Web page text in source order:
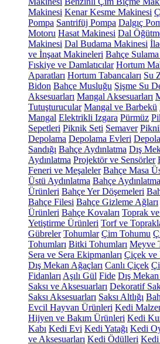
Makinesi Kenar Kesme Makinesi
Pompa Santrifüj Pompa Dalgıç
Motoru Hasat Makinesi Dal
Makinesi Dal Budama Makinesi
ve İnşaat Makineleri Bahçe
Fıskiye ve Damlatıcılar Hortum
Aparatları Hortum Tabancaları Su
Bidon Bahçe Musluğu Şişme Su
Aksesuarları Mangal Aksesuarları
Tutuşturucular Mangal ve Barbekü
Mangal Elektrikli Izgara Pürmüz
Sepetleri Piknik Seti Semaver
Depolama Depolama Evleri
Sandığı Bahçe Aydınlatma Dış
Aydınlatma Projektör ve Sensörler
Feneri ve Meşaleler Bahçe Masa
Üstü Aydınlatma Bahçe
Ürünleri Bahçe Yer Döşemeleri
Bahçe Filesi Bahçe Gizleme Ağları
Ürünleri Bahçe Kovaları Toprak
Yetiştirme Ürünleri Torf ve
Gübreler Tohumlar Çim Tohumu
Tohumları Bitki Tohumları Meyve
Sera ve Sera Ekipmanları Çiçek ve
Dış Mekan Ağaçları Canlı Çiçek
Fidanları Aşılı Gül Fide Dış
Saksı ve Aksesuarları Dekoratif
Saksı Aksesuarları Saksı Altlığı
Evcil Hayvan Ürünleri Kedi
Hijyen ve Bakım Ürünleri Kedi
Kabı Kedi Evi Kedi Yatağı Kedi
ve Aksesuarları Kedi Ödülleri Kedi